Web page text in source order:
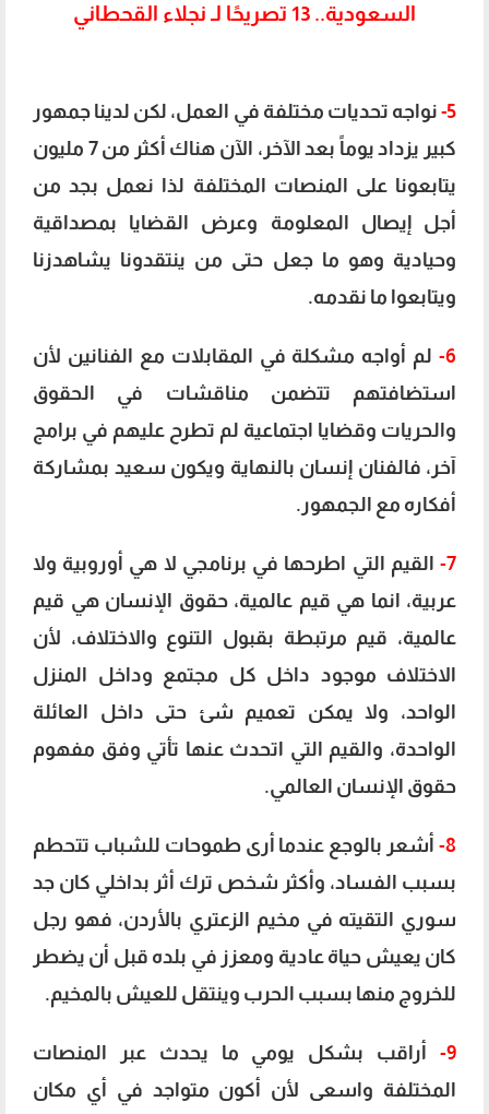
السعودية.. 13 تصريحًا لـ نجلاء القحطاني
5- نواجه تحديات مختلفة في العمل، لكن لدينا جمهور
كبير يزداد يوماً بعد الآخر، الآن هناك أكثر من 7 مليون
يتابعونا على المنصات المختلفة لذا نعمل بجد من
أجل إيصال المعلومة وعرض القضايا بمصداقية
وحيادية وهو ما جعل حتى من ينتقدونا يشاهدزنا
ويتابعوا ما نقدمه.
6-
لم أواجه مشكلة في المقابلات مع الفنانين لأن
استضافتهم تتضمن مناقشات في الحقوق
والحريات وقضايا اجتماعية لم تطرح عليهم في برامج
آخر، فالفنان إنسان بالنهاية ويكون سعيد بمشاركة
أفكاره مع الجمهور.
7-
القيم التي اطرحها في برنامجي لا هي أوروبية ولا
عربية، انما هي قيم عالمية، حقوق الإنسان هي قيم
عالمية، قيم مرتبطة بقبول التنوع والاختلاف، لأن
الاختلاف موجود داخل كل مجتمع وداخل المنزل
الواحد، ولا يمكن تعميم شئ حتى داخل العائلة
الواحدة، والقيم التي اتحدث عنها تأتي وفق مفهوم
حقوق الإنسان العالمي.
8- أشعر بالوجع عندما أرى طموحات للشباب تتحطم
بسبب الفساد، وأكثر شخص ترك أثر بداخلي كان جد
سوري التقيته في مخيم الزعتري بالأردن، فهو رجل
كان يعيش حياة عادية ومعزز في بلده قبل أن يضطر
للخروج منها بسبب الحرب وينتقل للعيش بالمخيم.
9-
أراقب بشكل يومي ما يحدث عبر المنصات
المختلفة واسعى لأن أكون متواجد في أي مكان